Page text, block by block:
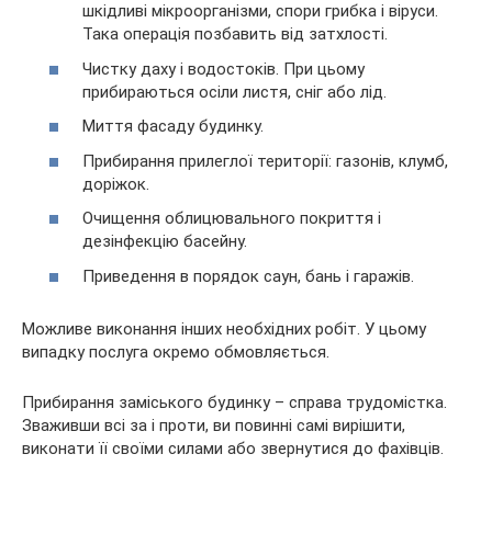
шкідливі мікроорганізми, спори грибка і віруси.
Така операція позбавить від затхлості.
Чистку даху і водостоків. При цьому
прибираються осіли листя, сніг або лід.
Миття фасаду будинку.
Прибирання прилеглої території: газонів, клумб,
доріжок.
Очищення облицювального покриття і
дезінфекцію басейну.
Приведення в порядок саун, бань і гаражів.
Можливе виконання інших необхідних робіт. У цьому
випадку послуга окремо обмовляється.
Прибирання заміського будинку – справа трудомістка.
Зваживши всі за і проти, ви повинні самі вирішити,
виконати її своїми силами або звернутися до фахівців.